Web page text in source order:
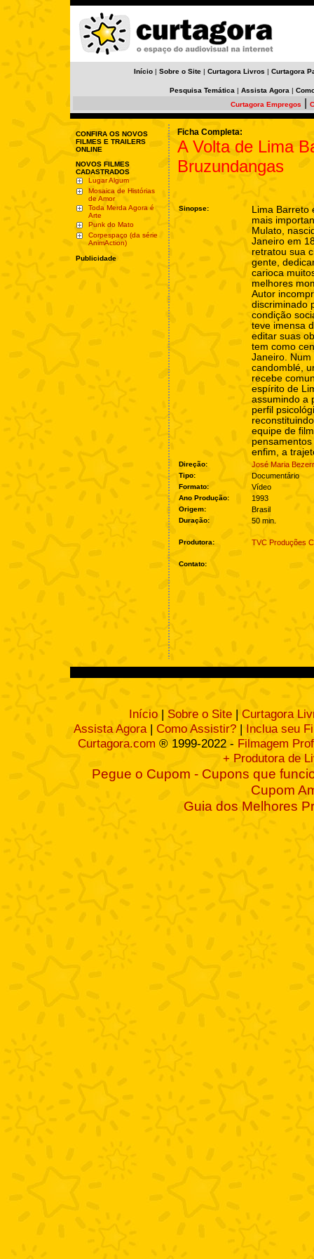
Início | Sobre o Site | Curtagora Livros | Curtagora
Pesquisa Temática | Assista Agora |
Curtagora Empregos
CONFIRA OS NOVOS
FILMES E TRAILERS
ONLINE
NOVOS FILMES
CADASTRADOS
Lugar Algum
Mosaica de Histórias
de Amor
Toda Merda Agora é
Arte
Punk do Mato
Corpespaço (da série
AnimAction)
Publicidade
Ficha Completa:
A Volta de Lima
Bruzundangas
Sinopse:
Lima Barreto
mais
Mulato,
Janeiro em
retratou sua
gente,
carioca
melhores
Autor
discriminado
condição
teve imensa
editar suas
tem como
Janeiro.
candomblé,
recebe
espírito de
assumindo a
perfil
equipe de
enfim, a
Direção: José Maria
Tipo: Documentário
Formato: Vídeo
Ano Produção: 1993
Origem: Brasil
Duração: 50 min.
Produtora: TVC Produções
Contato:
Início | Sobre o Site | Curtagora
Assista Agora| Como Assistir? | Inclua seu
Curtagora.com ® 1999-2022 - Filmagem
+ Produtora de
Pegue o Cupom - Cupons que
Cupom
Guia dos Melhores